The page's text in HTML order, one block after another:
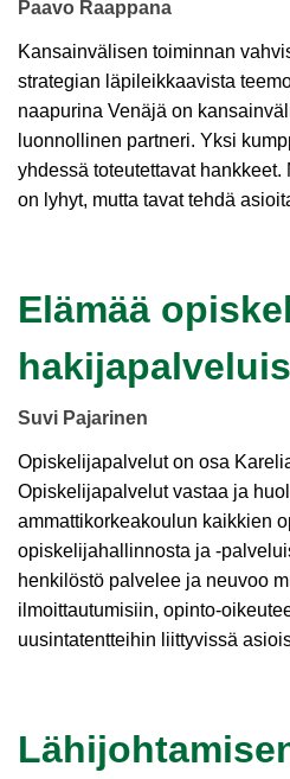
Paavo Raappana
Kansainvälisen toiminnan
strategian läpileikkaavista
naapurina Venäjä on
luonnollinen partneri. Yksi
yhdessä toteutettavat
on lyhyt, mutta tavat tehdä
Elämää
Suvi Pajarinen
Opiskelijapalvelut on osa
Opiskelijapalvelut vastaa ja
ammattikorkeakoulun kaikkien
opiskelijahallinnosta ja -
henkilöstö palvelee ja neuvoo
ilmoittautumisiin, opinto-
uusintatentteihin liittyvissä